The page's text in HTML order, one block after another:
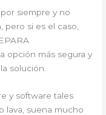
siempre y no
pero si es el caso,
opción más segura y
solución.
y software tales
lava, suena mucho